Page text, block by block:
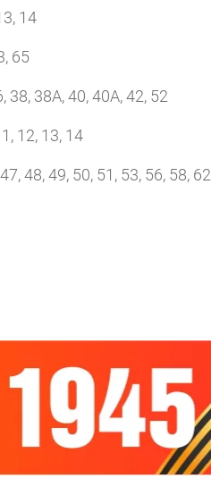
14
65
38, 38А, 40, 40А, 42, 52
12, 13, 14
48, 49, 50, 51, 53, 56, 58, 62